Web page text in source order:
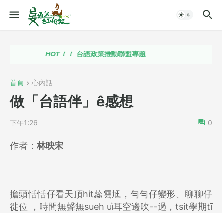
HOT！！ 台語政策推動聯盟專題
首頁 心內話
做「台語伴」ê感想
下午1:26 0
作者： 林映宋
擔頭恬恬仔看天頂hit蕊雲尪，勻勻仔變形、聊聊仔
徙位 ，時間無聲無sueh uì耳空邊吹--過，tsit學期tī